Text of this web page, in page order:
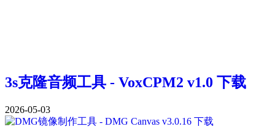
3s克隆音频工具 - VoxCPM2 v1.0 下载
2026-05-03